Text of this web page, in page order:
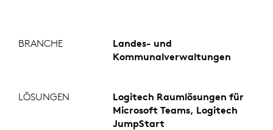
BRANCHE
Landes- und
Kommunalverwaltungen
LÖSUNGEN
Logitech Raumlösungen für
Microsoft Teams, Logitech
JumpStart